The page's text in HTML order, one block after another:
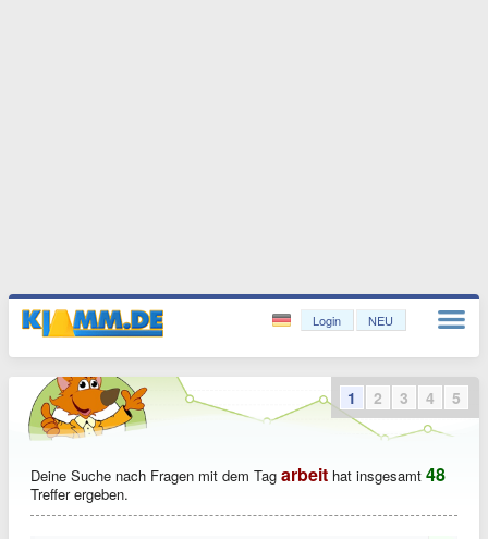
Login NEU
Deine Suche nach Fragen mit dem Tag arbeit hat insgesamt 48
Treffer ergeben.
1 2 3 4 5